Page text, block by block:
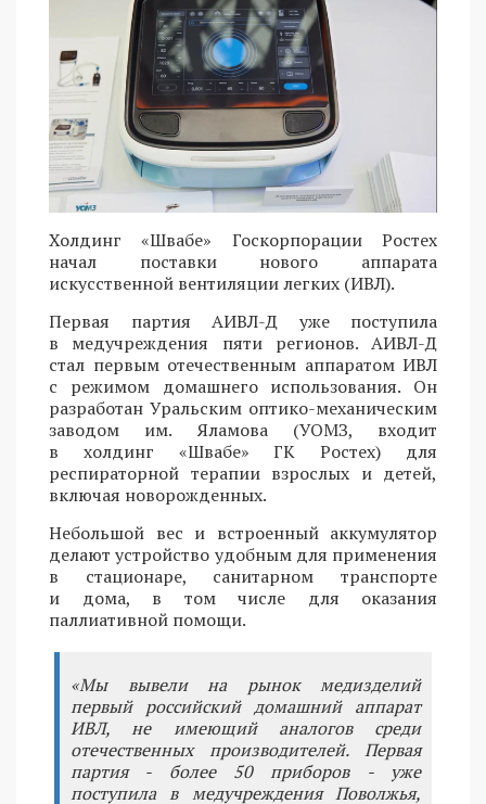
Холдинг «Швабе» Госкорпорации Ростех
начал поставки нового аппарата
искусственной вентиляции легких (ИВЛ).
Первая партия АИВЛ-Д уже поступила
в медучреждения пяти регионов. АИВЛ-Д
стал первым отечественным аппаратом ИВЛ
с режимом домашнего использования. Он
разработан Уральским оптико-механическим
заводом им. Яламова (УОМЗ, входит
в холдинг «Швабе» ГК Ростех) для
респираторной терапии взрослых и детей,
включая новорожденных.
Небольшой вес и встроенный аккумулятор
делают устройство удобным для применения
в стационаре, санитарном транспорте
и дома, в том числе для оказания
паллиативной помощи.
«Мы вывели на рынок медизделий
первый российский домашний аппарат
ИВЛ, не имеющий аналогов среди
отечественных производителей. Первая
партия - более 50 приборов - уже
поступила в медучреждения Поволжья,